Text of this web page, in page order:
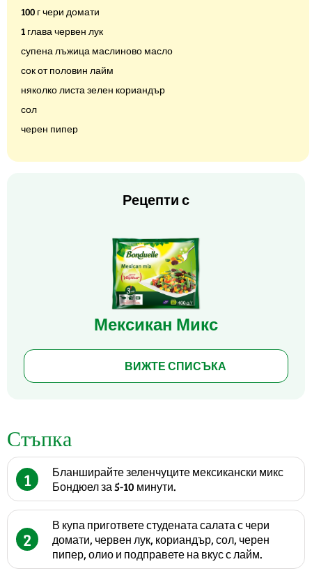
100 г чери домати
1 глава червен лук
супена лъжица маслиново масло
сок от половин лайм
няколко листа зелен кориандър
сол
черен пипер
Рецепти с
Мексикан Микс
ВИЖТЕ СПИСЪКА
Стъпка
1
Бланширайте зеленчуците мексикански микс
Бондюел за 5-10 минути.
2
В купа пригответе студената салата с чери
домати, червен лук, кориандър, сол, черен
пипер, олио и подправете на вкус с лайм.